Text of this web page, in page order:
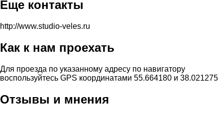
Еще контакты
http://www.studio-veles.ru
Как к нам проехать
Для проезда по указанному адресу по навигатору
воспользуйтесь GPS координатами 55.664180 и 38.021275
Отзывы и мнения